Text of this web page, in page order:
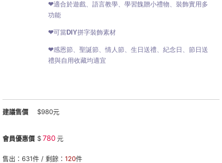
❤適合於遊戲、語言教學、學習餽贈小禮物、裝飾實用多
功能
❤可當DIY拼字裝飾素材
❤感恩節、聖誕節、情人節、生日送禮、紀念日、節日送
禮與自用收藏均適宜
建議售價 $980元
會員優惠價 $780元
售出： 631件 / 剩餘： 120件